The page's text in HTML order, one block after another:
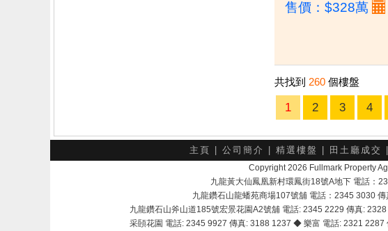
售價： $328萬
共找到 260 個樓盤
1 2 3 4
主頁 公司簡介 精選樓盤 田土廳成交
Copyright 2026 Fullmark Property
九龍黃大仙鳳凰新村環鳳街18號A地下 電話：
九龍鑽石山龍蟠苑商場107號舖 電話：2345 3030
九龍鑽石山斧山道185號宏景花園A2號舖 電話: 2345 2229 傳真:
采頣花園 電話: 2345 9927 傳真: 3188 1237 ◆ 樂富 電話: 2321